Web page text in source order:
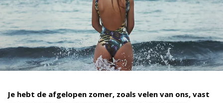
Je hebt de afgelopen zomer, zoals velen van ons, vast